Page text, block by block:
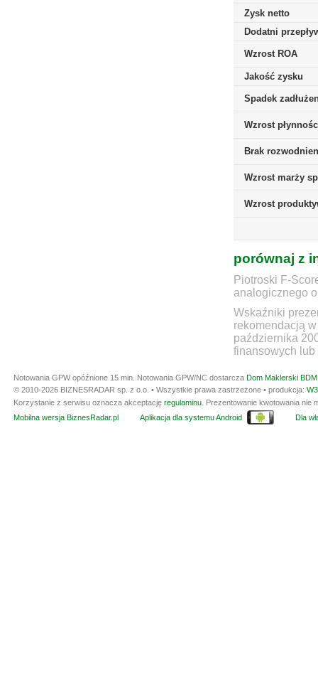
Zysk netto
Dodatni
Wzrost ROA
Jakość zysku
Spadek
Wzrost
Brak
Wzrost marży
Wzrost
porównaj z
Piotroski F-
analogicznego
Wskaźniki
rekomendacją
października
finansowych lub
Notowania GPW opóźnione 15 min. Notowania GPW/NC dostarcza Dom Maklerski
© 2010-2026 BIZNESRADAR sp. z o.o. • Wszystkie prawa zastrzeżone • produkcja:
Korzystanie z serwisu oznacza akceptację regulaminu . Prezentowanie kwotowania
Mobilna wersja BiznesRadar.pl
Aplikacja dla systemu Android Dla